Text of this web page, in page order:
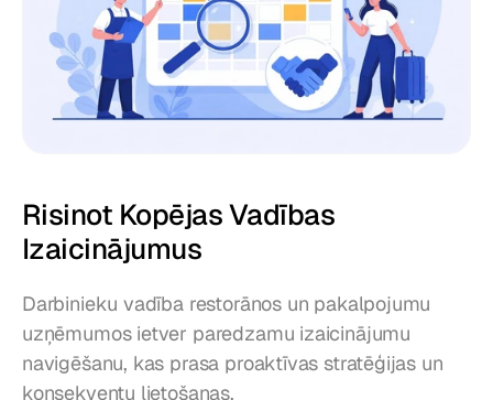
Risinot Kopējas Vadības
Izaicinājumus
Darbinieku vadība restorānos un pakalpojumu
uzņēmumos ietver paredzamu izaicinājumu
navigēšanu, kas prasa proaktīvas stratēģijas un
konsekventu lietošanas.